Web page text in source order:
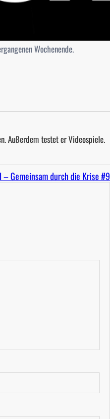
Wochenende.
Außerdem testet er Videospiele.
– Gemeinsam durch die Krise #9